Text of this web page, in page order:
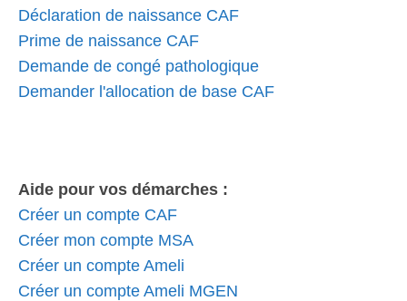
Déclaration de naissance CAF
Prime de naissance CAF
Demande de congé pathologique
Demander l'allocation de base CAF
Aide pour vos démarches :
Créer un compte CAF
Créer mon compte MSA
Créer un compte Ameli
Créer un compte Ameli MGEN